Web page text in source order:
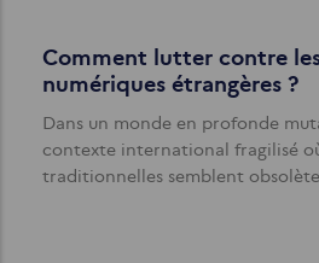
Comment lutter contre
numériques étrangères ?
Dans un monde en profonde
contexte international fragilisé
traditionnelles semblent